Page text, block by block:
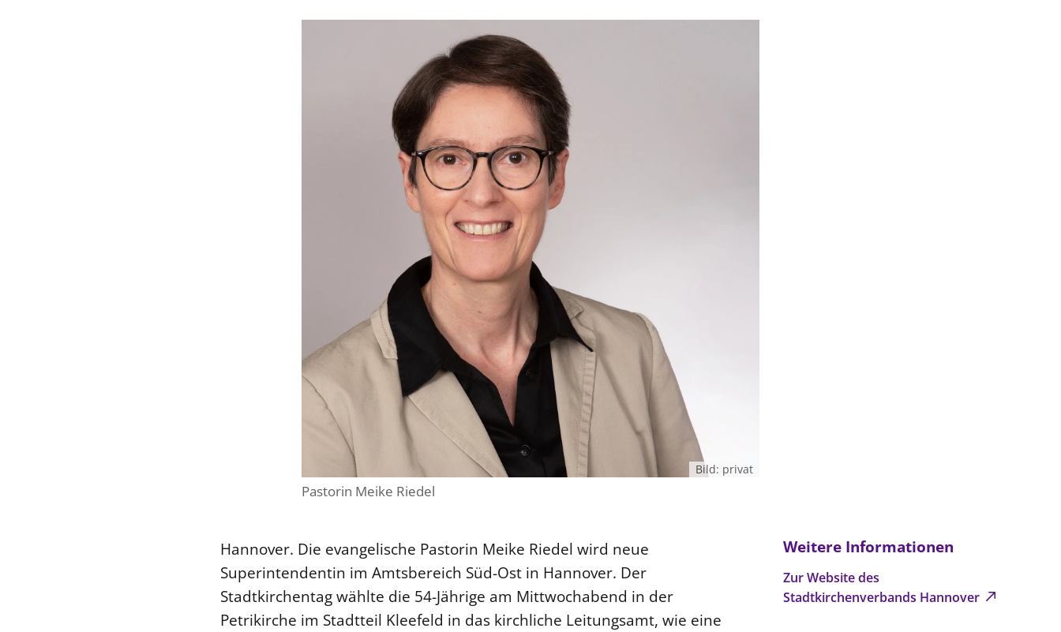
Bild: privat
Pastorin Meike Riedel
Weitere Informationen
Zur Website des
Stadtkirchenverbands Hannover
Hannover. Die evangelische Pastorin Meike Riedel wird neue
Superintendentin im Amtsbereich Süd-Ost in Hannover. Der
Stadtkirchentag wählte die 54-Jährige am Mittwochabend in der
Petrikirche im Stadtteil Kleefeld in das kirchliche Leitungsamt, wie eine